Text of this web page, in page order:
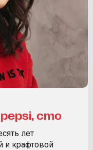
cmo
лет
и крафтовой